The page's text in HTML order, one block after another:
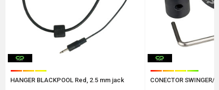
Protectie anti-spam - calculeaza 2 + 3 :
TRIMITE
HANGER BLACKPOOL Red, 2.5 mm jack CONECTOR SWINGER/